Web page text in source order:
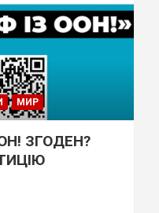
МИР
ЗГОДЕН?